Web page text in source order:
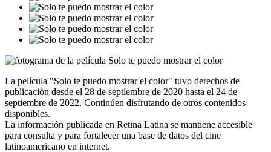
La película "Solo te puedo mostrar el color" tuvo derechos de
publicación desde el 28 de septiembre de 2020 hasta el 24 de
septiembre de 2022. Continúen disfrutando de otros contenidos
disponibles.
La información publicada en Retina Latina se mantiene accesible
para consulta y para fortalecer una base de datos del cine
latinoamericano en internet.